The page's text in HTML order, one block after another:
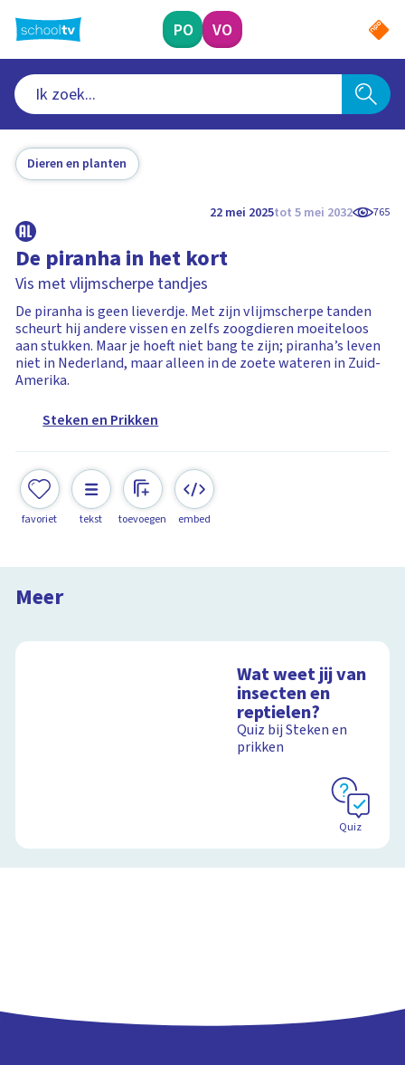
naar
hoofdinhoud
PO VO
Dieren en planten
22 mei 2025tot 5 mei 2032 765
De piranha in het kort
Vis met vlijmscherpe tandjes
De piranha is geen lieverdje. Met zijn vlijmscherpe tanden
scheurt hij andere vissen en zelfs zoogdieren moeiteloos
aan stukken. Maar je hoeft niet bang te zijn; piranha’s leven
niet in Nederland, maar alleen in de zoete wateren in Zuid-
Amerika.
Steken en Prikken
favoriet tekst toevoegen embed
Meer
De piranha
Steken en Prikken in Suriname
Wat weet jij van
insecten en
reptielen?
Quiz bij Steken en
prikken
Quiz